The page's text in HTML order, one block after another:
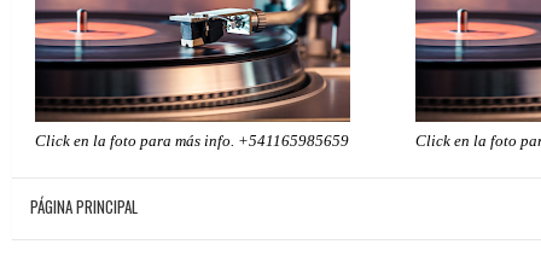
Click en la foto para más info. +541165985659 Click en la foto
PÁGINA PRINCIPAL